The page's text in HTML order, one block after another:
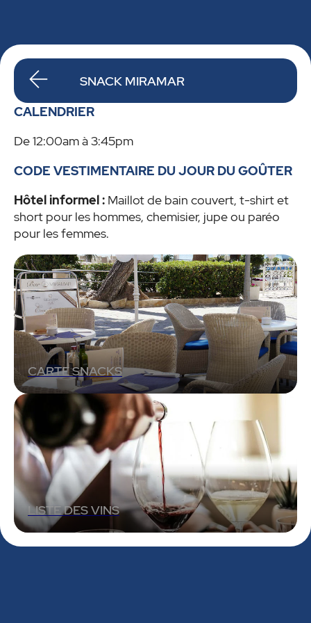
SNACK MIRAMAR
CALENDRIER
De 12:00am à 3:45pm
CODE VESTIMENTAIRE DU JOUR DU GOÛTER
Hôtel informel : Maillot de bain couvert, t-shirt et
short pour les hommes, chemisier, jupe ou paréo
pour les femmes.
CARTE SNACKS
LISTE DES VINS